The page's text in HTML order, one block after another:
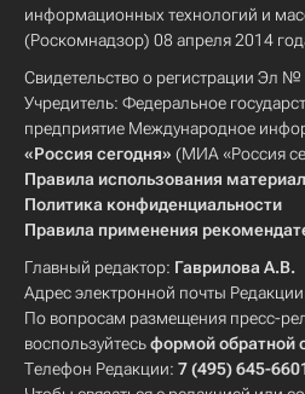
информационных технологий и
(Роскомнадзор) 08 апреля 2014
Свидетельство о регистрации Эл
Учредитель: Федеральное
предприятие Международное
«Россия сегодня» (МИА «Россия
Правила использования
Политика конфиденциальности
Правила применения
Главный редактор: Гаврилова А.В.
Адрес электронной почты
По вопросам размещения пресс-
воспользуйтесьформой обратной
Телефон Редакции: 7 (495) 645-